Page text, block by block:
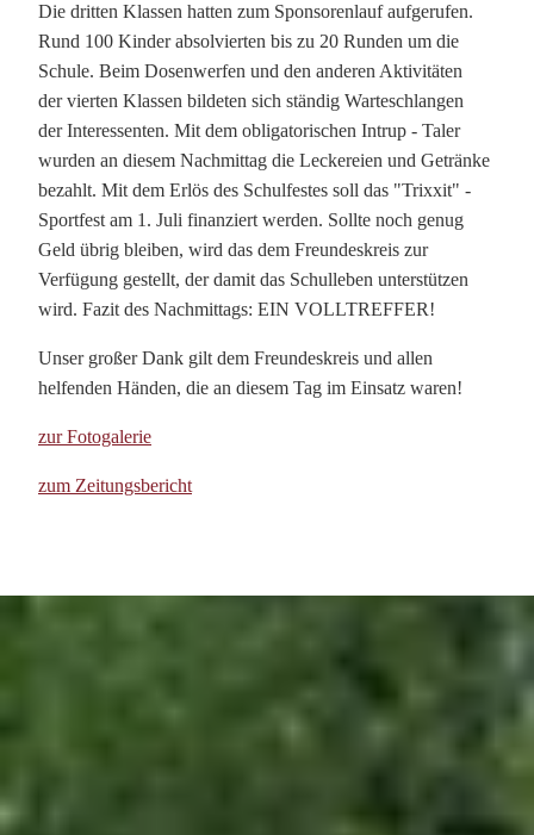
Die dritten Klassen hatten zum Sponsorenlauf aufgerufen.
Rund 100 Kinder absolvierten bis zu 20 Runden um die
Schule. Beim Dosenwerfen und den anderen Aktivitäten
der vierten Klassen bildeten sich ständig Warteschlangen
der Interessenten. Mit dem obligatorischen Intrup - Taler
wurden an diesem Nachmittag die Leckereien und Getränke
bezahlt. Mit dem Erlös des Schulfestes soll das "Trixxit" -
Sportfest am 1. Juli finanziert werden. Sollte noch genug
Geld übrig bleiben, wird das dem Freundeskreis zur
Verfügung gestellt, der damit das Schulleben unterstützen
wird. Fazit des Nachmittags: EIN VOLLTREFFER!
Unser großer Dank gilt dem Freundeskreis und allen
helfenden Händen, die an diesem Tag im Einsatz waren!
zur Fotogalerie
zum Zeitungsbericht